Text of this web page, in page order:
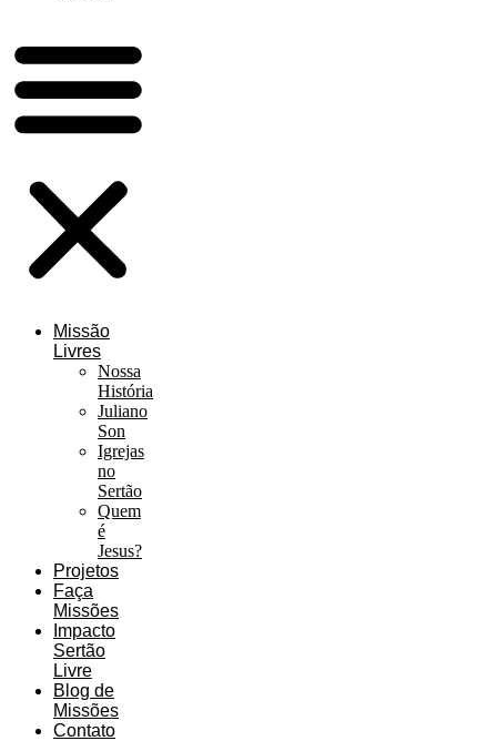
Missão
Livres
Nossa
História
Juliano
Son
Igrejas
no
Sertão
Quem
é
Jesus?
Projetos
Faça
Missões
Impacto
Sertão
Livre
Blog de
Missões
Contato